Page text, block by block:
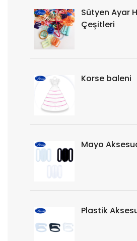
Sütyen Ayar
Çeşitleri
Korse baleni
Mayo
Plastik